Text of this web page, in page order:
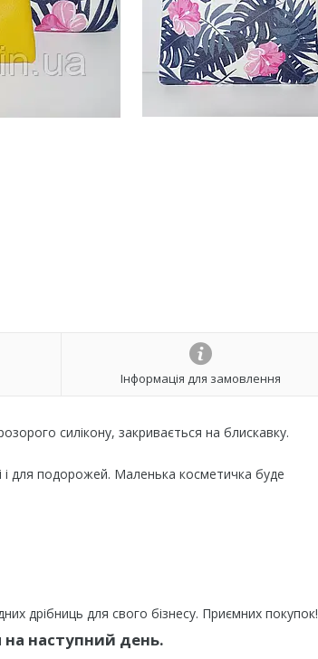
Інформація для замовлення
силікону, закривається на блискавку.
для подорожей. Маленька косметичка буде
дрібниць для свого бізнесу. Приємних покупок!
на наступний день.